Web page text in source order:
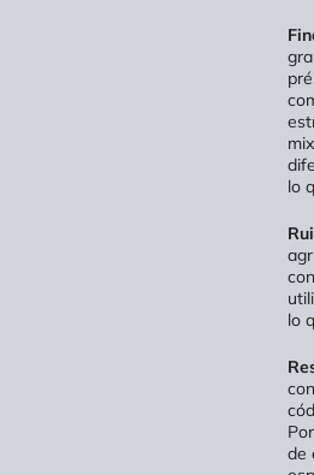
lo
lo
de